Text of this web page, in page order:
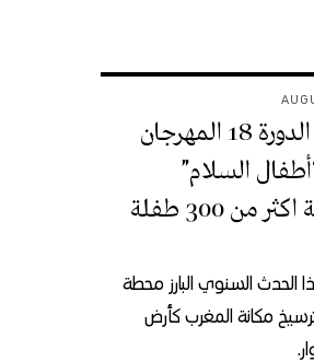
انطلاق الدورة 18 المهرجان
السلام”
بمشاركة اكثر من 300 طفلة
الحدث السنوي البارز محطة
مكانة المغرب كأرض